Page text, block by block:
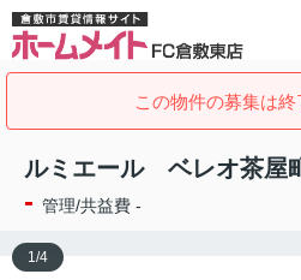
この物件の募集は終
ルミエール ベレオ茶屋
- 管理/共益費 -
1/4